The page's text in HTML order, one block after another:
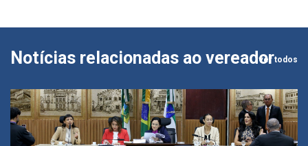
Notícias relacionadas ao vereadorver todos